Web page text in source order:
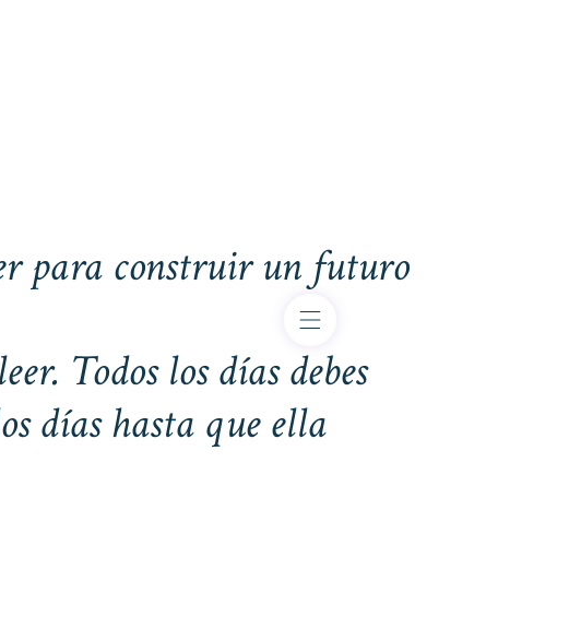
para construir un futuro
Todos los días debes
días hasta que ella